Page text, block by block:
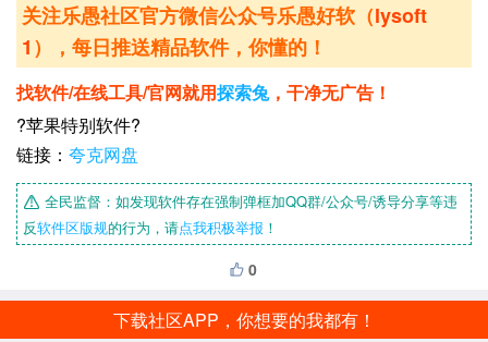
关注乐愚社区官方微信公众号乐愚好软（lysoft
1），每日推送精品软件，你懂的！
找软件/在线工具/官网就用探索兔，干净无广告！
?苹果特别软件?
链接： 夸克网盘
全民监督：如发现软件存在强制弹框加QQ群/公众号/诱导分享等违
反软件区版规的行为，请点我积极举报 ！
0
下载社区APP，你想要的我都有！